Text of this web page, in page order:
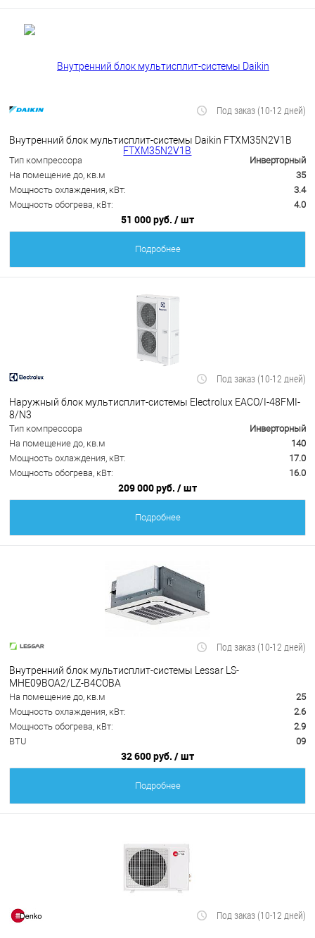
Под заказ (10-12 дней)
Внутренний блок мультисплит-системы Daikin FTXM35N2V1B
Тип компрессора
Инверторный
На помещение до, кв.м
35
Мощность охлаждения, кВт:
3.4
Мощность обогрева, кВт:
4.0
51 000 руб. / шт
Подробнее
Под заказ (10-12 дней)
Наружный блок мультисплит-системы Electrolux EACO/I-48FMI-
8/N3
Тип компрессора
Инверторный
На помещение до, кв.м
140
Мощность охлаждения, кВт:
17.0
Мощность обогрева, кВт:
16.0
209 000 руб. / шт
Подробнее
Под заказ (10-12 дней)
Внутренний блок мультисплит-системы Lessar LS-
MHE09BOA2/LZ-B4COBA
На помещение до, кв.м
25
Мощность охлаждения, кВт:
2.6
Мощность обогрева, кВт:
2.9
BTU
09
32 600 руб. / шт
Подробнее
Под заказ (10-12 дней)